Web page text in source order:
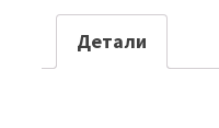
Детали